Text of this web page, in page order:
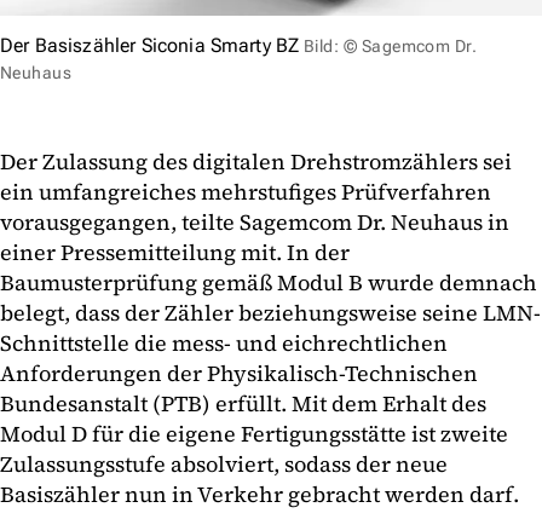
Der Basiszähler Siconia Smarty BZ Bild: © Sagemcom Dr.
Neuhaus
Der Zulassung des digitalen Drehstromzählers sei
ein umfangreiches mehrstufiges Prüfverfahren
vorausgegangen, teilte Sagemcom Dr. Neuhaus in
einer Pressemitteilung mit. In der
Baumusterprüfung gemäß Modul B wurde demnach
belegt, dass der Zähler beziehungsweise seine LMN-
Schnittstelle die mess- und eichrechtlichen
Anforderungen der Physikalisch-Technischen
Bundesanstalt (PTB) erfüllt. Mit dem Erhalt des
Modul D für die eigene Fertigungsstätte ist zweite
Zulassungsstufe absolviert, sodass der neue
Basiszähler nun in Verkehr gebracht werden darf.